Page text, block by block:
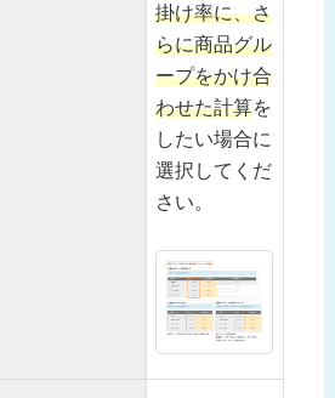
掛け率に、さ
らに商品グル
ープをかけ合
わせた計算を
したい場合に
選択してくだ
さい。